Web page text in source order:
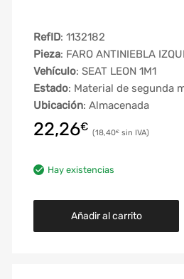
RefID: 1132182
Pieza: FARO ANTINIEBLA
Vehículo: SEAT LEON 1M1
Estado: Material de segunda
Ubicación: Almacenada
22,26€ 18,40€
Hay existencias
Añadir al carrito